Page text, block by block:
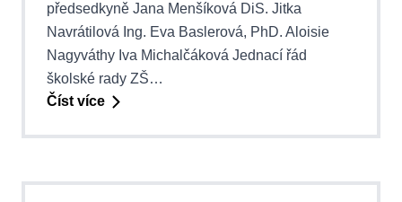
předsedkyně Jana Menšíková DiS. Jitka
Navrátilová Ing. Eva Baslerová, PhD. Aloisie
Nagyváthy Iva Michalčáková Jednací řád
školské rady ZŠ…
Číst více